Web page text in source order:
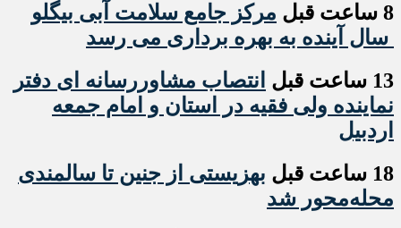
8 ساعت قبل
مرکز جامع سلامت آبی بیگلو
سال آینده به بهره برداری می رسد
13 ساعت قبل
انتصاب مشاوررسانه ای دفتر
نماینده ولی فقیه در استان و امام جمعه
اردبیل
18 ساعت قبل
بهزیستی از جنین تا سالمندی
محله‌محور شد